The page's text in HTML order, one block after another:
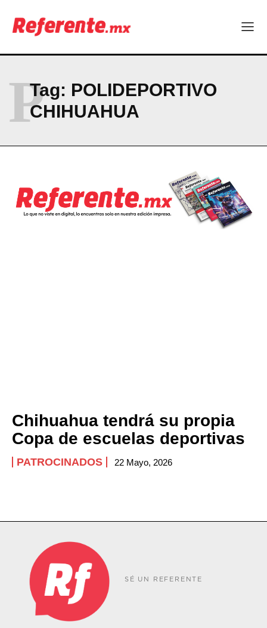
Company
PRIVACY POLICY
NEWSLETTER
Tag: POLIDEPORTIVO
CHIHUAHUA
P
Chihuahua tendrá su propia
Copa de escuelas deportivas
PATROCINADOS 22 Mayo, 2026
SÉ UN REFERENTE